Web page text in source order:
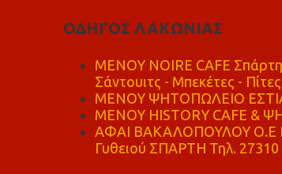
ΟΔΗΓΟΣ ΛΑΚΩΝΙΑΣ
MENOY NOIRE CAFE
Σάντουιτς - Μπεκέτες - Πίτες
ΜΕΝΟΥ ΨΗΤΟΠΩΛΕΙΟ
ΜΕΝΟΥ HISTORY CAFE &
ΑΦΑΙ ΒΑΚΑΛΟΠΟΥΛΟΥ Ο.Ε
Γυθειού ΣΠΑΡΤΗ Τηλ. 27310